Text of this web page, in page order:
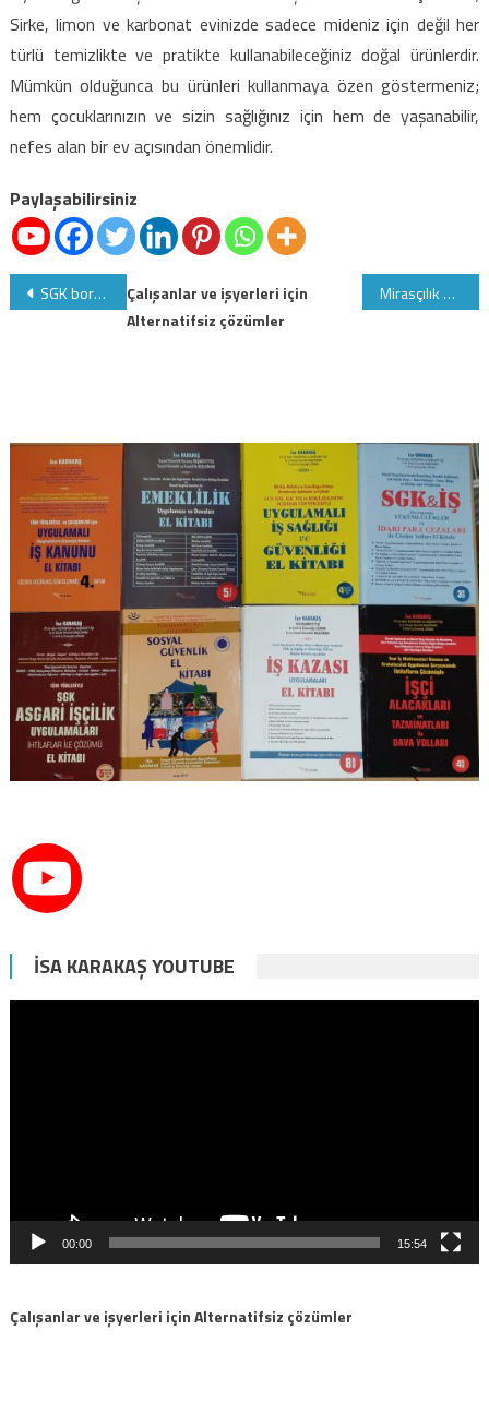
Sirke, limon ve karbonat evinizde sadece mideniz için değil her
türlü temizlikte ve pratikte kullanabileceğiniz doğal ürünlerdir.
Mümkün olduğunca bu ürünleri kullanmaya özen göstermeniz;
hem çocuklarınızın ve sizin sağlığınız için hem de yaşanabilir,
nefes alan bir ev açısından önemlidir.
Paylaşabilirsiniz
Yazı
gezinmesi
SGK borçlarını taksitle yapılandıranlar mutlaka okusun Mirasçılık Belgesi’ni noterler verebilecek
Çalışanlar ve işyerleri için
Alternatifsiz çözümler
İSA KARAKAŞ YOUTUBE
00:00 15:54
Çalışanlar ve işyerleri için Alternatifsiz çözümler